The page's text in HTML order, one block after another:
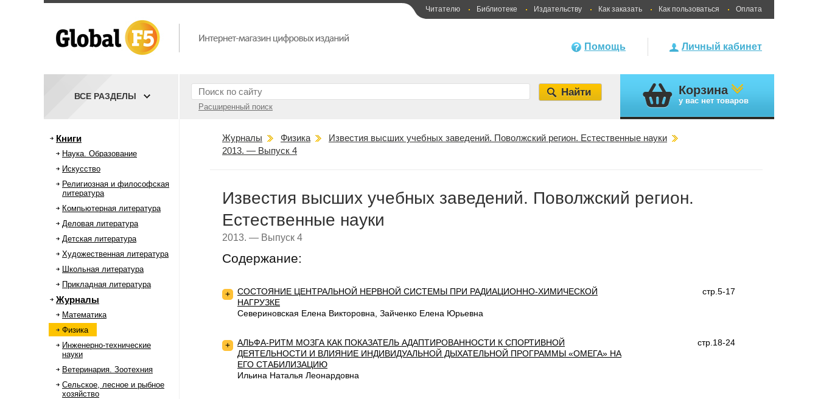
Читателю Библиотеке Издательству Как заказать Как пользоваться Оплата
Личный кабинет
Помощь
Расширенный поиск
ВСЕ РАЗДЕЛЫ Корзина
у вас нет товаров
Книги
Наука. Образование
Искусство
Религиозная и философская
литература
Компьютерная литература
Деловая литература
Детская литература
Художественная литература
Школьная литература
Прикладная литература
Журналы
Математика
Физика
Инженерно-технические
науки
Ветеринария. Зоотехния
Сельское, лесное и рыбное
хозяйство
Журналы Физика
Известия высших учебных заведений. Поволжский регион. Естественные науки
2013. — Выпуск 4
Известия высших учебных заведений. Поволжский регион.
Естественные науки
2013. — Выпуск 4
Содержание:
+
СОСТОЯНИЕ ЦЕНТРАЛЬНОЙ НЕРВНОЙ СИСТЕМЫ ПРИ РАДИАЦИОННО-ХИМИЧЕСКОЙ
НАГРУЗКЕ
стр.5-17
Севериновская Елена Викторовна, Зайченко Елена Юрьевна
+
АЛЬФА-РИТМ МОЗГА КАК ПОКАЗАТЕЛЬ АДАПТИРОВАННОСТИ К СПОРТИВНОЙ
ДЕЯТЕЛЬНОСТИ И ВЛИЯНИЕ ИНДИВИДУАЛЬНОЙ ДЫХАТЕЛЬНОЙ ПРОГРАММЫ «ОМЕГА» НА
ЕГО СТАБИЛИЗАЦИЮ
стр.18-24
Ильина Наталья Леонардовна